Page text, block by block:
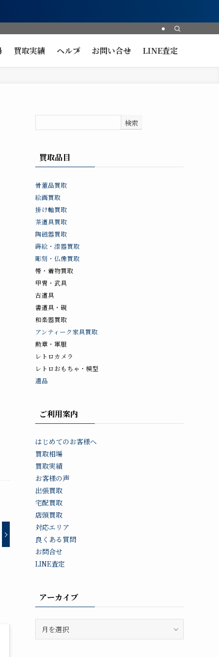
買取実績 ヘルプ お問い合せ LINE査定
検索
買取品目
骨董品買取
絵画買取
掛け軸買取
茶道具買取
陶磁器買取
蒔絵・漆器買取
彫刻・仏像買取
帯・着物買取
甲冑・武具
古道具
書道具・硯
和楽器買取
アンティーク家具買取
勲章・軍服
レトロカメラ
レトロおもちゃ・模型
遺品
ご利用案内
はじめてのお客様へ
買取相場
買取実績
お客様の声
出張買取
宅配買取
店頭買取
対応エリア
良くある質問
お問合せ
LINE査定
アーカイブ